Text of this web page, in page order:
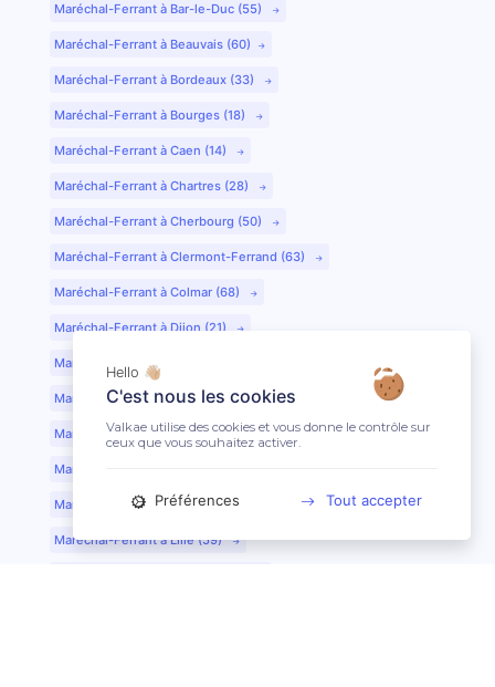
Maréchal-Ferrant à Bar-le-Duc (55)
Maréchal-Ferrant à Beauvais (60)
Maréchal-Ferrant à Bordeaux (33)
Maréchal-Ferrant à Bourges (18)
Maréchal-Ferrant à Caen (14)
Maréchal-Ferrant à Chartres (28)
Maréchal-Ferrant à Cherbourg (50)
Maréchal-Ferrant à Clermont-Ferrand (63)
Maréchal-Ferrant à Colmar (68)
Maréchal-Ferrant à Dijon (21)
Maréchal-Ferrant à Evreux (27)
Maréchal-Ferrant à Fontainebleau (77)
Maréchal-Ferrant à Grenoble (38)
Maréchal-Ferrant à Guéret (23)
Maréchal-Ferrant au Mans (72)
Maréchal-Ferrant à Lille (59)
Hello 👋🏼
C'est nous les cookies
Valkae utilise des cookies et vous donne le contrôle sur
ceux que vous souhaitez activer.
Préférences Tout accepter